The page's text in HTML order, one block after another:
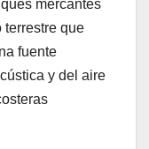
mercantes
terrestre que
fuente
y del aire